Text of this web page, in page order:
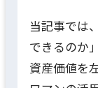
当記事では
できるのか
資産価値を